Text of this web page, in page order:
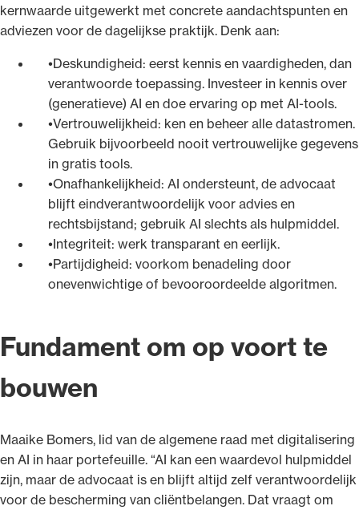
kernwaarde uitgewerkt met concrete aandachtspunten en
adviezen voor de dagelijkse praktijk. Denk aan:
Deskundigheid: eerst kennis en vaardigheden, dan
verantwoorde toepassing. Investeer in kennis over
(generatieve) AI en doe ervaring op met AI-tools.
Vertrouwelijkheid: ken en beheer alle datastromen.
Gebruik bijvoorbeeld nooit vertrouwelijke gegevens
in gratis tools.
Onafhankelijkheid: AI ondersteunt, de advocaat
blijft eindverantwoordelijk voor advies en
rechtsbijstand; gebruik AI slechts als hulpmiddel.
Integriteit: werk transparant en eerlijk.
Partijdigheid: voorkom benadeling door
onevenwichtige of bevooroordeelde algoritmen.
Fundament om op voort te
bouwen
Maaike Bomers, lid van de algemene raad met digitalisering
en AI in haar portefeuille. “AI kan een waardevol hulpmiddel
zijn, maar de advocaat is en blijft altijd zelf verantwoordelijk
voor de bescherming van cliëntbelangen. Dat vraagt om